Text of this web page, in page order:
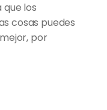
los
cosas puedes
por